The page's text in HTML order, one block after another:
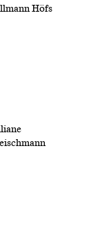
Höfs